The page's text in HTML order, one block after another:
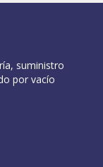
suministro
por vacío